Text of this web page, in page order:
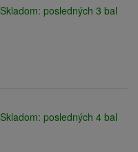
Skladom: posledných 3 bal
Skladom: posledných 4 bal